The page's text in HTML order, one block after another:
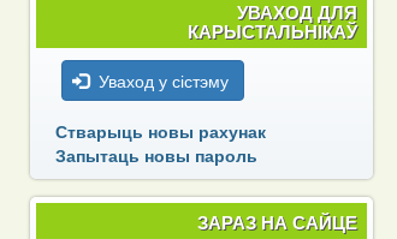
УВАХОД ДЛЯ
КАРЫСТАЛЬНІКАЎ
Уваход у сістэму
Стварыць новы рахунак
Запытаць новы пароль
ЗАРАЗ НА САЙЦЕ